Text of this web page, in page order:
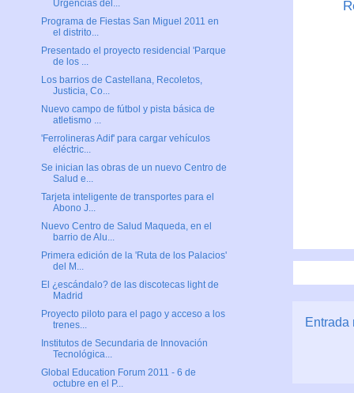
Entrada
Urgencias del...
Programa de Fiestas San Miguel 2011 en
el distrito...
Presentado el proyecto residencial 'Parque
de los ...
Los barrios de Castellana, Recoletos,
Justicia, Co...
Nuevo campo de fútbol y pista básica de
atletismo ...
'Ferrolineras Adif' para cargar vehículos
eléctric...
Se inician las obras de un nuevo Centro de
Salud e...
Tarjeta inteligente de transportes para el
Abono J...
Nuevo Centro de Salud Maqueda, en el
barrio de Alu...
Primera edición de la 'Ruta de los Palacios'
del M...
El ¿escándalo? de las discotecas light de
Madrid
Proyecto piloto para el pago y acceso a los
trenes...
Institutos de Secundaria de Innovación
Tecnológica...
Global Education Forum 2011 - 6 de
octubre en el P...